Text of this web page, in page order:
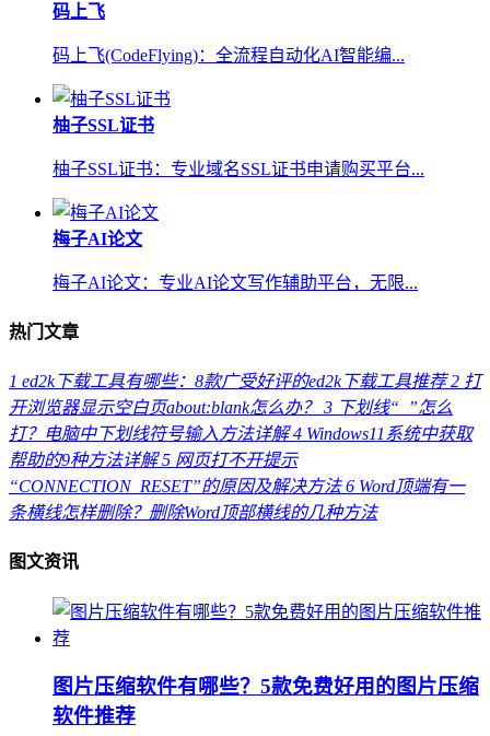
码上飞
码上飞(CodeFlying)：全流程自动化AI智能编...
柚子SSL证书
柚子SSL证书：专业域名SSL证书申请购买平台...
梅子AI论文
梅子AI论文：专业AI论文写作辅助平台，无限...
热门文章
1 ed2k下载工具有哪些：8款广受好评的ed2k下载工具推荐 2 打
开浏览器显示空白页about:blank怎么办？ 3 下划线“_”怎么
打？电脑中下划线符号输入方法详解 4 Windows11系统中获取
帮助的9种方法详解 5 网页打不开提示
“CONNECTION_RESET”的原因及解决方法 6 Word顶端有一
条横线怎样删除？删除Word顶部横线的几种方法
图文资讯
图片压缩软件有哪些？5款免费好用的图片压缩
软件推荐